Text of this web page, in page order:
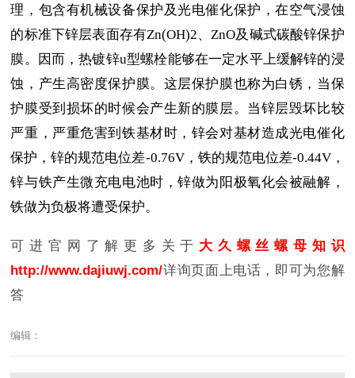
理，包含有机械设备保护及光电催化保护，在空气浸蚀
的标准下锌层表面存有Zn(OH)2、ZnO及碱式碳酸锌保护
膜。因而，热镀锌u型螺栓能够在一定水平上缓解锌的浸
蚀，产生高密度保护膜。这层保护膜也称为白锈，当保
护膜受到损坏的时候会产生新的膜层。当锌层毁坏比较
严重，严重危害到铁基材时，锌会对基材造成光电催化
保护，锌的规范电位差-0.76V，铁的规范电位差-0.44V，
锌与铁产生微充电电池时，锌做为阳极氧化会被融解，
铁做为负极将遭受保护。
可进官网了解更多关于 大久螺丝螺母知识
http://www.dajiuwj.com/详询页面上电话，即可为您解
答
编辑：